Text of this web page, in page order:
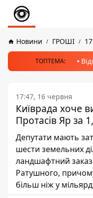
Новини ГРОШІ
ТОПТЕМА:
17:47, 16 червня
Київрада хоче
Протасів Яр за
Депутати мають
шести земельних
ландшафтний
Ратушного,
більш ніж у мільярд